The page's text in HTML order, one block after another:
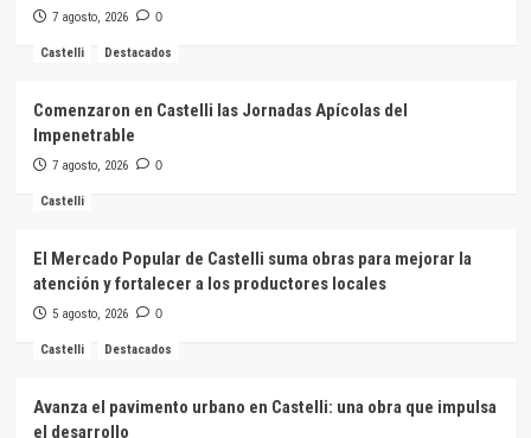
7 agosto, 2026 0
Castelli Destacados
Comenzaron en Castelli las Jornadas Apícolas del
Impenetrable
7 agosto, 2026 0
Castelli
El Mercado Popular de Castelli suma obras para mejorar la
atención y fortalecer a los productores locales
5 agosto, 2026 0
Castelli Destacados
Avanza el pavimento urbano en Castelli: una obra que impulsa
el desarrollo